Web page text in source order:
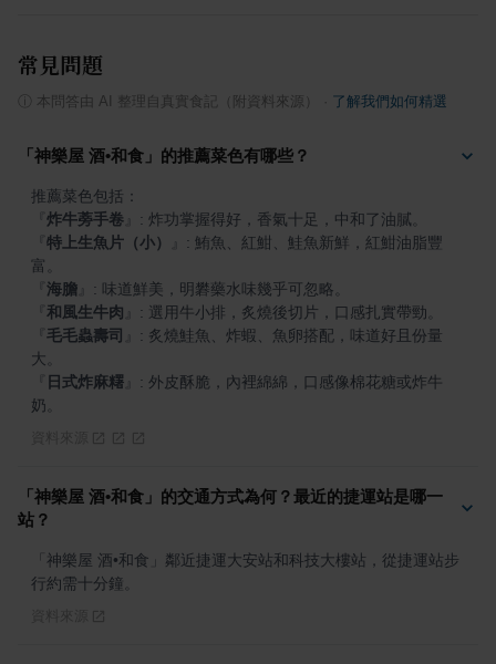
常見問題
本問答由 AI 整理自真實食記（附資料來源） 了解我們如何精選
「神樂屋 酒•和食」的推薦菜色有哪些？
炸牛蒡手卷
特上生魚片（小）
: 鮪魚、紅魽、鮭魚新鮮，紅魽油脂豐
海膽
和風生牛肉
毛毛蟲壽司
: 炙燒鮭魚、炸蝦、魚卵搭配，味道好且份量
日式炸麻糬
: 外皮酥脆，內裡綿綿，口感像棉花糖或炸牛
奶。
「神樂屋 酒•和食」的交通方式為何？最近的捷運站是哪一
站？
「神樂屋 酒•和食」鄰近捷運大安站和科技大樓站，從捷運站步
行約需十分鐘。